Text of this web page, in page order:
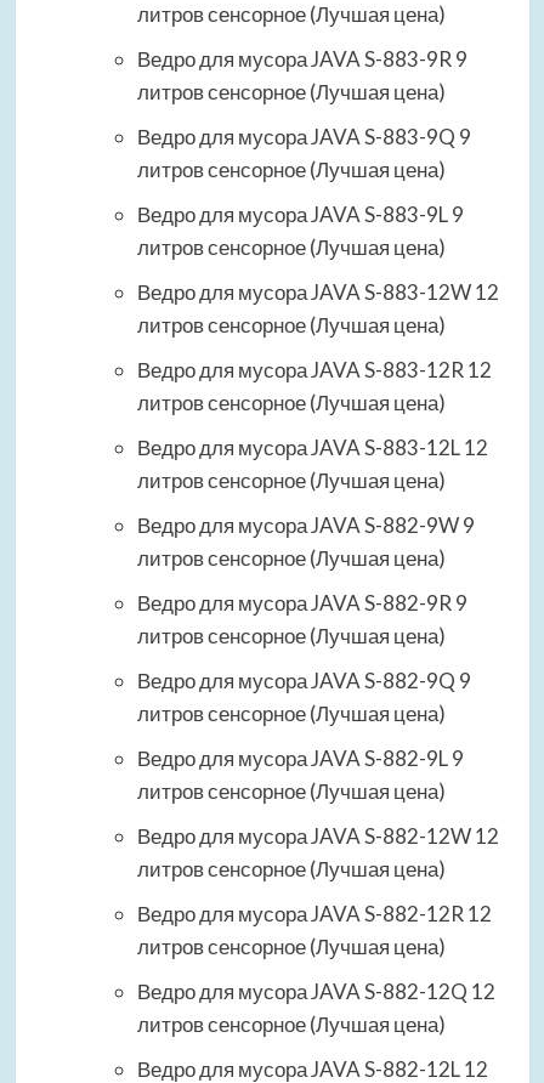
литров сенсорное (Лучшая цена)
Ведро для мусора JAVA S-883-9R 9
литров сенсорное (Лучшая цена)
Ведро для мусора JAVA S-883-9Q 9
литров сенсорное (Лучшая цена)
Ведро для мусора JAVA S-883-9L 9
литров сенсорное (Лучшая цена)
Ведро для мусора JAVA S-883-12W 12
литров сенсорное (Лучшая цена)
Ведро для мусора JAVA S-883-12R 12
литров сенсорное (Лучшая цена)
Ведро для мусора JAVA S-883-12L 12
литров сенсорное (Лучшая цена)
Ведро для мусора JAVA S-882-9W 9
литров сенсорное (Лучшая цена)
Ведро для мусора JAVA S-882-9R 9
литров сенсорное (Лучшая цена)
Ведро для мусора JAVA S-882-9Q 9
литров сенсорное (Лучшая цена)
Ведро для мусора JAVA S-882-9L 9
литров сенсорное (Лучшая цена)
Ведро для мусора JAVA S-882-12W 12
литров сенсорное (Лучшая цена)
Ведро для мусора JAVA S-882-12R 12
литров сенсорное (Лучшая цена)
Ведро для мусора JAVA S-882-12Q 12
литров сенсорное (Лучшая цена)
Ведро для мусора JAVA S-882-12L 12